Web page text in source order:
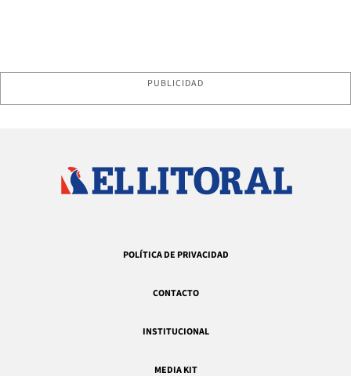
PUBLICIDAD
POLÍTICA DE PRIVACIDAD
CONTACTO
INSTITUCIONAL
MEDIA KIT